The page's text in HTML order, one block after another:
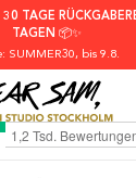
TAGE
TAGEN 📦✨
SUMMER30, bis 9.8.